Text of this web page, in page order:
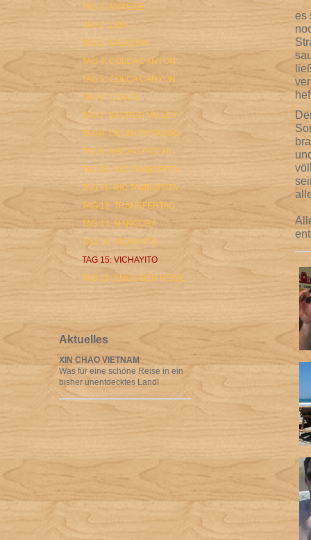
es
TAG 1: ANREISE
TAG 2: LIMA
TAG 3: AREQUIPA
TAG 4: COLCA CANYON
TAG 5: COLCA CANYON
TAG 6: CUSCO
TAG 7: SACRED VALLEY
TAG 8: OLLANTAYTAMBO
TAG 9: MACHU PICCHU
TAG 10: RIO TAMBOPATA
TAG 11: RIO TAMBOPATA
TAG 12: TRANSFERTAG
TAG 13: MANCORA
TAG 14: VICHAYITO
TAG 15: VICHAYITO
TAG 16: ENDE DER REISE
Aktuelles
XIN CHAO VIETNAM
Was für eine schöne Reise in ein
bisher unentdecktes Land!